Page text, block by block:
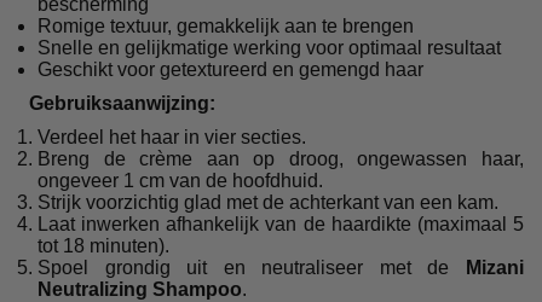
Romige textuur, gemakkelijk aan te brengen
Snelle en gelijkmatige werking voor optimaal resultaat
Geschikt voor getextureerd en gemengd haar
Gebruiksaanwijzing:
Verdeel het haar in vier secties.
Breng de crème aan op droog, ongewassen haar,
ongeveer 1 cm van de hoofdhuid.
Strijk voorzichtig glad met de achterkant van een kam.
Laat inwerken afhankelijk van de haardikte (maximaal 5
tot 18 minuten).
Spoel grondig uit en neutraliseer met de
Mizani
Neutralizing Shampoo.